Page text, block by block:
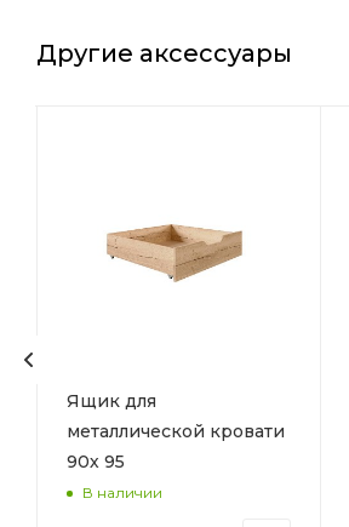
Другие аксессуары
Ящик для
металлической кровати
90х 95
В наличии